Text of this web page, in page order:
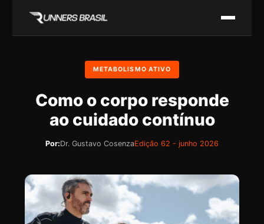
METABOLISMO ATIVO
Como o corpo responde
ao cuidado contínuo
Por:Dr. Gustavo CosenzaEdição 62 - junho 2026